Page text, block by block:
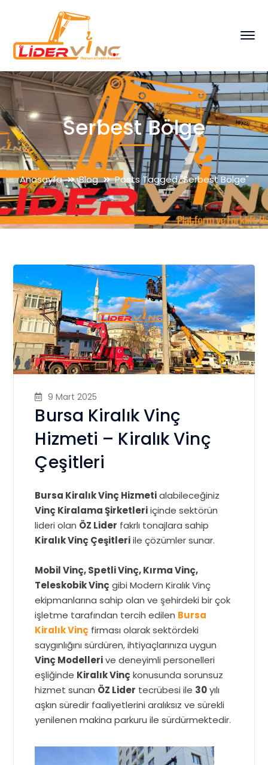
Serbest Bölge
Anasayfa Blog Posts Tagged "Serbest Bölge"
9 Mart 2025
Bursa Kiralık Vinç
Hizmeti – Kiralık Vinç
Çeşitleri
Bursa Kiralık Vinç Hizmetialabileceğiniz
Vinç Kiralama Şirketleriiçinde sektörün
lideri olan ÖZ Lider fakrlı tonajlara sahip
Kiralık Vinç Çeşitleriile çözümler sunar.
Mobil Vinç, Spetli Vinç, Kırma Vinç,
Teleskobik Vinçgibi Modern Kiralık Vinç
ekipmanlarına sahip olan ve şehirdeki bir çok
işletme tarafından tercih edilen Bursa
Kiralık Vinç firması olarak sektördeki
saygınlığını sürdüren, ihtiyaçlarınıza uygun
Vinç Modellerive deneyimli personelleri
eşliğinde Kiralık Vinçkonusunda sorunsuz
hizmet sunan ÖZ Lider tecrübesi ile 30yılı
aşkın süredir faaliyetlerini aralıksız ve sürekli
yenilenen makina parkuru ile sürdürmektedir.